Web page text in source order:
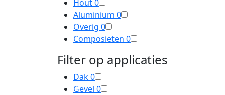
Hout0
Aluminium 0
Overig 0
Composieten 0
Filter op applicaties
Dak0
Gevel 0